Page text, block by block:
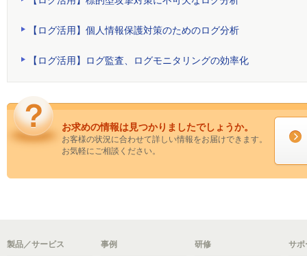
【ログ活用】個人情報保護対策のためのログ分析
【ログ活用】ログ監査、ログモニタリングの効率化
お求めの情報は見つかりましたでしょうか。
お客様の状況に合わせて詳しい情報をお届けできます。
お気軽にご相談ください。
製品／サービス 事例 研修 サポ